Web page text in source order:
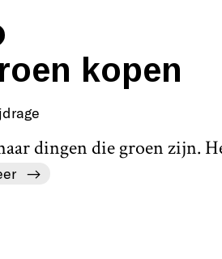
kopen
dingen die groen zijn.